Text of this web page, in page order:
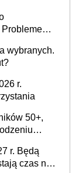
Problemem
i
wybranych.
r.
50+,
r. Będą
czas na